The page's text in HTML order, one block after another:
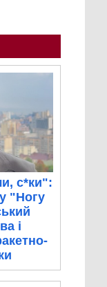
с*ки":
"Ногу
і